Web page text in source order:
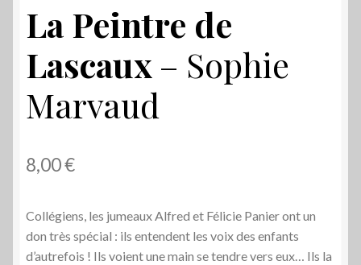
La Peintre de
Lascaux – Sophie
Marvaud
8,00€
Collégiens, les jumeaux Alfred et Félicie Panier ont un
don très spécial : ils entendent les voix des enfants
d’autrefois ! Ils voient une main se tendre vers eux… Ils la